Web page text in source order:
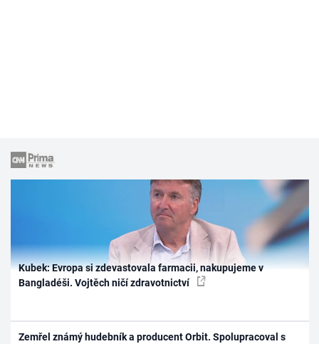
Kubek: Evropa si zdevastovala farmacii, nakupujeme v
Bangladéši. Vojtěch ničí zdravotnictví
Zemřel známý hudebník a producent Orbit. Spolupracoval s